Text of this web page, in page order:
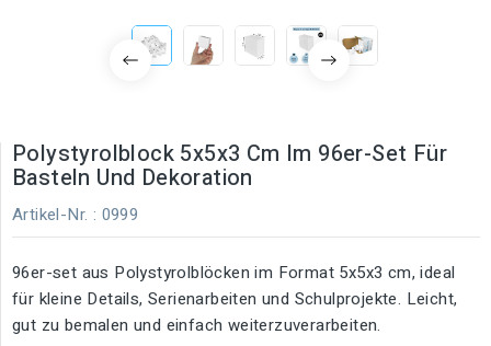
Polystyrolblock 5x5x3 Cm Im 96er-Set Für
Basteln Und Dekoration
Artikel-Nr. : 0999
96er-set aus Polystyrolblöcken im Format 5x5x3 cm, ideal
für kleine Details, Serienarbeiten und Schulprojekte. Leicht,
gut zu bemalen und einfach weiterzuverarbeiten.